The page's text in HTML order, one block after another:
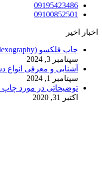
09195423486
09100852501
اخبار اخیر
چاپ فلکسو (Flexography) و مقایسه با انواع چاپ | ق
سپتامبر 3, 2024
آشنایی و معرفی انواع
سپتامبر 1, 2024
توضیحاتی در مورد چاپ
اکتبر 31, 2020